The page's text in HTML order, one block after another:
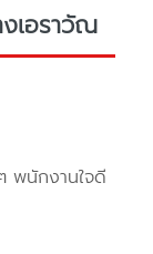
เอราวัณ
พนักงานใจดี